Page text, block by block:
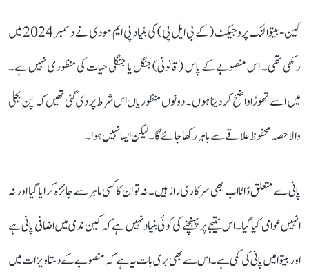
کین-بیتوا لنک پروجیکٹ (کے بی ایل پی) کی بنیاد پی ایم مودی نے دسمبر 2024 میں
رکھی تھی۔ اس منصوبے کے پاس (قانونی) جنگل یا جنگلی حیات کی منظوری نہیں ہے۔
میں اسے تھوڑا واضح کر دیتا ہوں۔ دونوں منظوریاں اس شرط پر دی گئی تھیں کہ پن بجلی
والا حصہ محفوظ علاقے سے باہر رکھا جائے گا۔ لیکن ایسا نہیں ہوا۔
پانی سے متعلق ڈاٹا اب بھی سرکاری راز ہیں۔ نہ تو ان کا کسی ماہر سے جائزہ کرایا گیا اور نہ
انہیں عوامی کیا گیا۔ اس نتیجے پر پہنچنے کی کوئی بنیاد نہیں ہے کہ کین ندی میں اضافی پانی ہے
اور بیتوا میں پانی کی کمی ہے۔ اس سے بھی بری بات یہ ہے کہ منصوبے کے دستاویزات میں